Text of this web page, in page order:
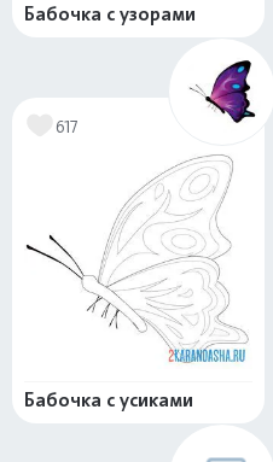
Бабочка с узорами
617
Бабочка с усиками